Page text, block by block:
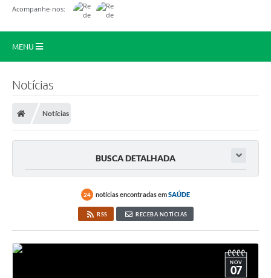
Acompanhe-nos:
MENU
Portal da Transparência
Notícias
Notícias
BUSCA DETALHADA
24 notícias encontradas emSAÚDE
RSS RECEBA NOTÍCIAS
NOV
07